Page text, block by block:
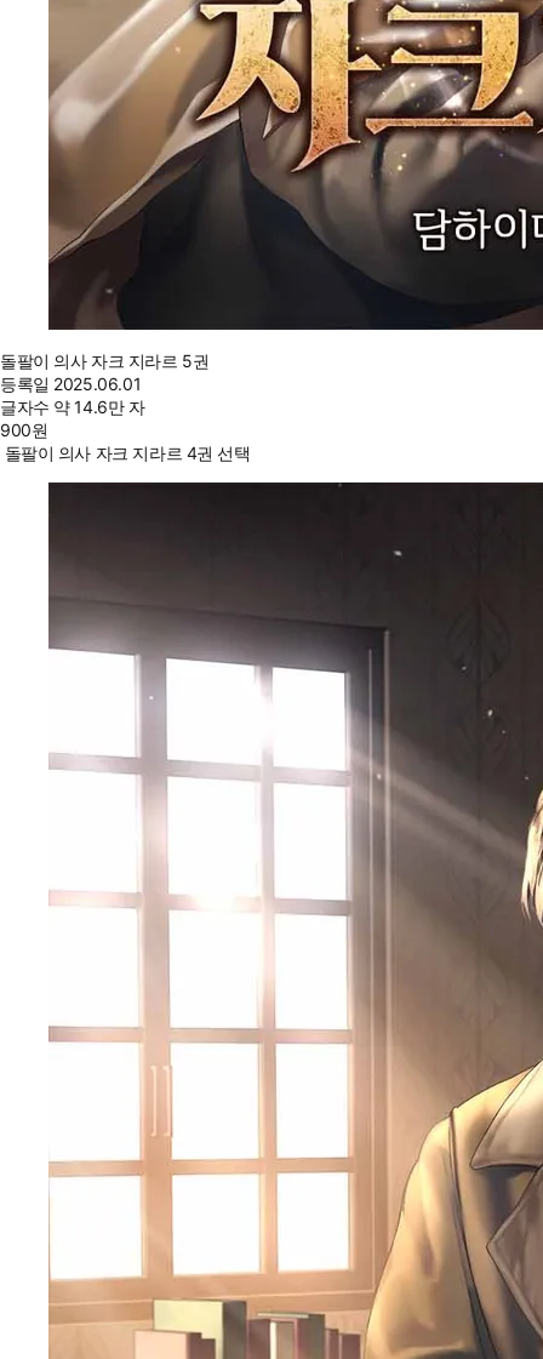
돌팔이 의사 자크 지라르 5권
등록일 2025.06.01
글자수 약 14.6만 자
900원
돌팔이 의사 자크 지라르 4권 선택